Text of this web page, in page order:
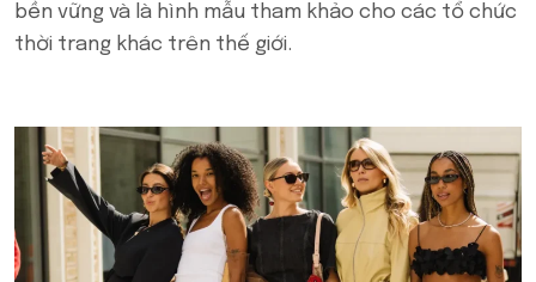
bền vững và là hình mẫu tham khảo cho các tổ chức
thời trang khác trên thế giới.